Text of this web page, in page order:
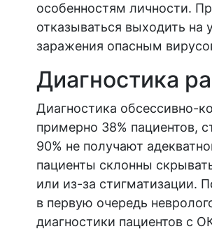
особенностям личности.
отказываться выходить на
заражения опасным
Диагностика
Диагностика обсессивно-
примерно 38% пациентов,
90% не получают
пациенты склонны
или из-за стигматизации.
в первую очередь
диагностики пациентов с